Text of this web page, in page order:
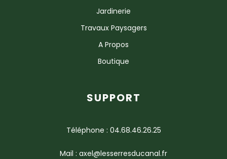
Jardinerie
Travaux Paysagers
A Propos
Boutique
SUPPORT
Téléphone : 04.68.46.26.25
Mail : axel@lesserresducanal.fr